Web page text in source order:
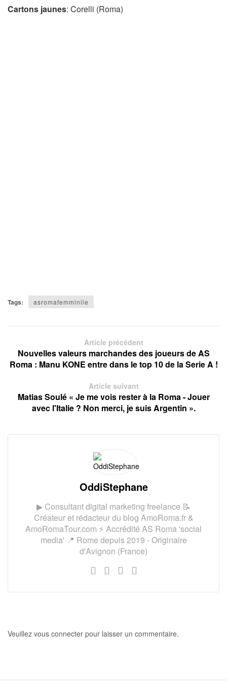
Cartons jaunes: Corelli (Roma)
Tags: asromafemminile
Article précédent
Nouvelles valeurs marchandes des joueurs de AS
Roma : Manu KONE entre dans le top 10 de la Serie A !
Article suivant
Matias Soulé « Je me vois rester à la Roma - Jouer
avec l'Italie ? Non merci, je suis Argentin ».
OddiStephane
▶ Consultant digital marketing freelance 📝
Créateur et rédacteur du blog AmoRoma.fr &
AmoRomaTour.com ⚡ Accrédité AS Roma 'social
media' 📍 Rome depuis 2019 - Originaire
d'Avignon (France)
Veuillez vous connecter pour laisser un commentaire.